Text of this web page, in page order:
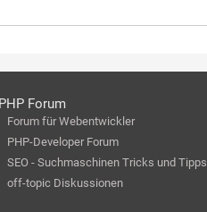
Forum
Forum für Webentwickler
PHP-Developer Forum
SEO - Suchmaschinen Tricks und Tipps
off-topic Diskussionen